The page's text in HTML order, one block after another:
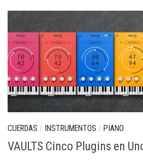
CUERDAS / INSTRUMENTOS / PIANO
VAULTS Cinco Plugins en